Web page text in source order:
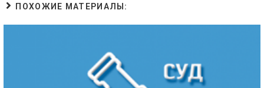
ПОХОЖИЕ МАТЕРИАЛЫ: